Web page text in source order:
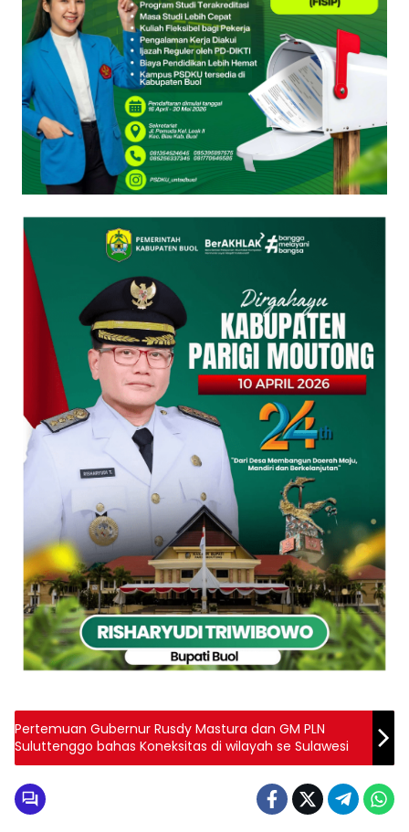
Pertemuan Gubernur Rusdy Mastura dan GM PLN
Suluttenggo bahas Koneksitas di wilayah se Sulawesi